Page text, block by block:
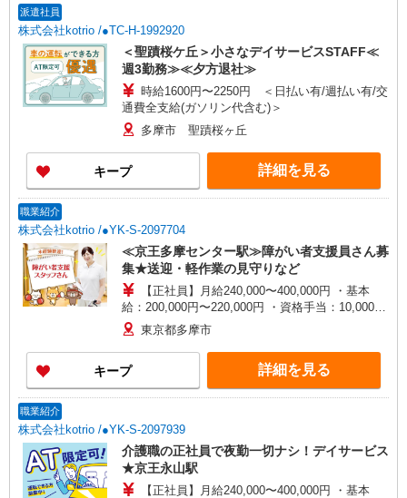
派遣社員
株式会社kotrio /●TC-H-1992920
＜聖蹟桜ケ丘＞小さなデイサービスSTAFF≪
週3勤務≫≪夕方退社≫
時給1600円〜2250円 ＜日払い有/週払い有/交
通費全支給(ガソリン代含む)＞
多摩市 聖蹟桜ヶ丘
キープ 詳細を見る
職業紹介
株式会社kotrio /●YK-S-2097704
≪京王多摩センター駅≫障がい者支援員さん募
集★送迎・軽作業の見守りなど
【正社員】月給240,000〜400,000円 ・基本
給：200,000円〜220,000円 ・資格手当：10,000〜
30,000円 ・役職手当：10,000〜70,000円 ・処遇改
善手当：20,000〜60,000円（勤続年数、保有資格
により変動） ・固定残業手当：20,000円（10時
間） ※固定残業時間を超過する場合には超過勤務
手当として別途支給 ・夜勤手当：10,000円/1回
歓迎 ・認知症介護基礎研修 ・初任者研修 ・実務
者研修 ・介護福祉士 など
東京都多摩市
キープ 詳細を見る
職業紹介
株式会社kotrio /●YK-S-2097939
介護職の正社員で夜勤一切ナシ！デイサービス
★京王永山駅
【正社員】月給240,000〜400,000円 ・基本